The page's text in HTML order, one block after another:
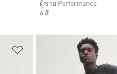
ผู้ชาย Performance
6 สี
เพิ่มไปยังรายการสินค้าโปรด